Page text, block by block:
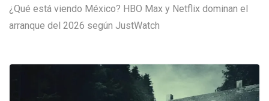
¿Qué está viendo México? HBO Max y Netflix dominan el
arranque del 2026 según JustWatch